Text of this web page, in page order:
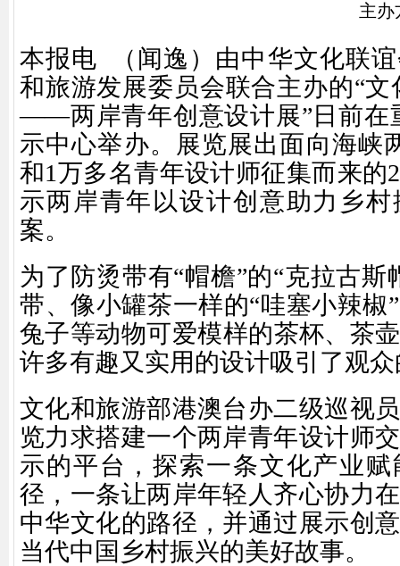
主办
本报电 （闻逸）由中华文化联
和旅游发展委员会联合主办的“
——两岸青年创意设计展”日前在
示中心举办。展览展出面向海峡
和1万多名青年设计师征集而来的
示两岸青年以设计创意助力乡
案。
为了防烫带有“帽檐”的“克拉古斯
带、像小罐茶一样的“哇塞小辣椒
兔子等动物可爱模样的茶杯、茶
许多有趣又实用的设计吸引了观
文化和旅游部港澳台办二级巡视
览力求搭建一个两岸青年设计师
示的平台，探索一条文化产业
径，一条让两岸年轻人齐心协力
中华文化的路径，并通过展示创
当代中国乡村振兴的美好故事。